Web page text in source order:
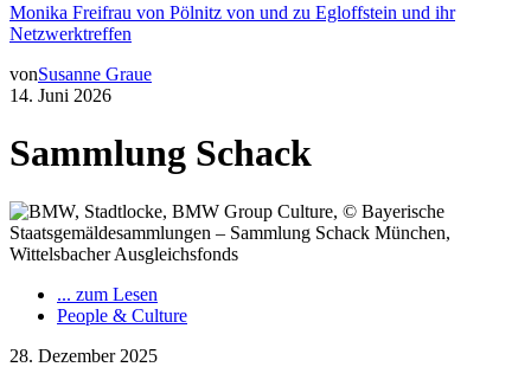
Monika Freifrau von Pölnitz von und zu Egloffstein und ihr
Netzwerktreffen
vonSusanne Graue
14. Juni 2026
Sammlung Schack
... zum Lesen
People & Culture
28. Dezember 2025